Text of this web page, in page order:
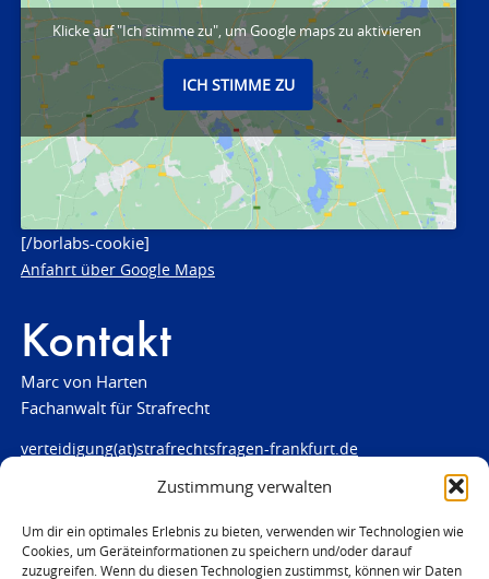
Zustimmung verwalten
Um dir ein optimales Erlebnis zu bieten, verwenden wir Technologien wie
Cookies, um Geräteinformationen zu speichern und/oder darauf
zuzugreifen. Wenn du diesen Technologien zustimmst, können wir Daten
Klicke auf "Ich stimme zu", um Google maps zu aktivieren
ICH STIMME ZU
[/borlabs-cookie]
Anfahrt über Google Maps
Kontakt
Marc von Harten
Fachanwalt für Strafrecht
verteidigung(at)strafrechtsfragen-frankfurt.de
www.strafrechtsfragen-frankfurt.de
Louisenstraße 84
61348 Bad Homburg